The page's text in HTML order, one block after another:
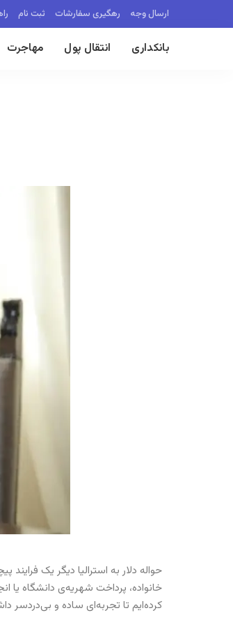
ارسال وجه رهگیری سفارشات ثبت نام
بانکداری انتقال پول مهاجرت
حواله دلار به استرالیا دیگر یک
خانواده، پرداخت شهریه‌ی دانشگاه یا
کرده‌ایم تا تجربه‌ای ساده و بی‌دردسر